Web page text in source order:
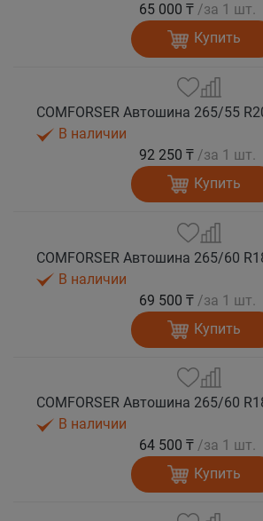
65 000 ₸ /за 1 шт.
Купить
В наличии
92 250 ₸ /за 1 шт.
Купить
В наличии
69 500 ₸ /за 1 шт.
Купить
В наличии
64 500 ₸ /за 1 шт.
Купить